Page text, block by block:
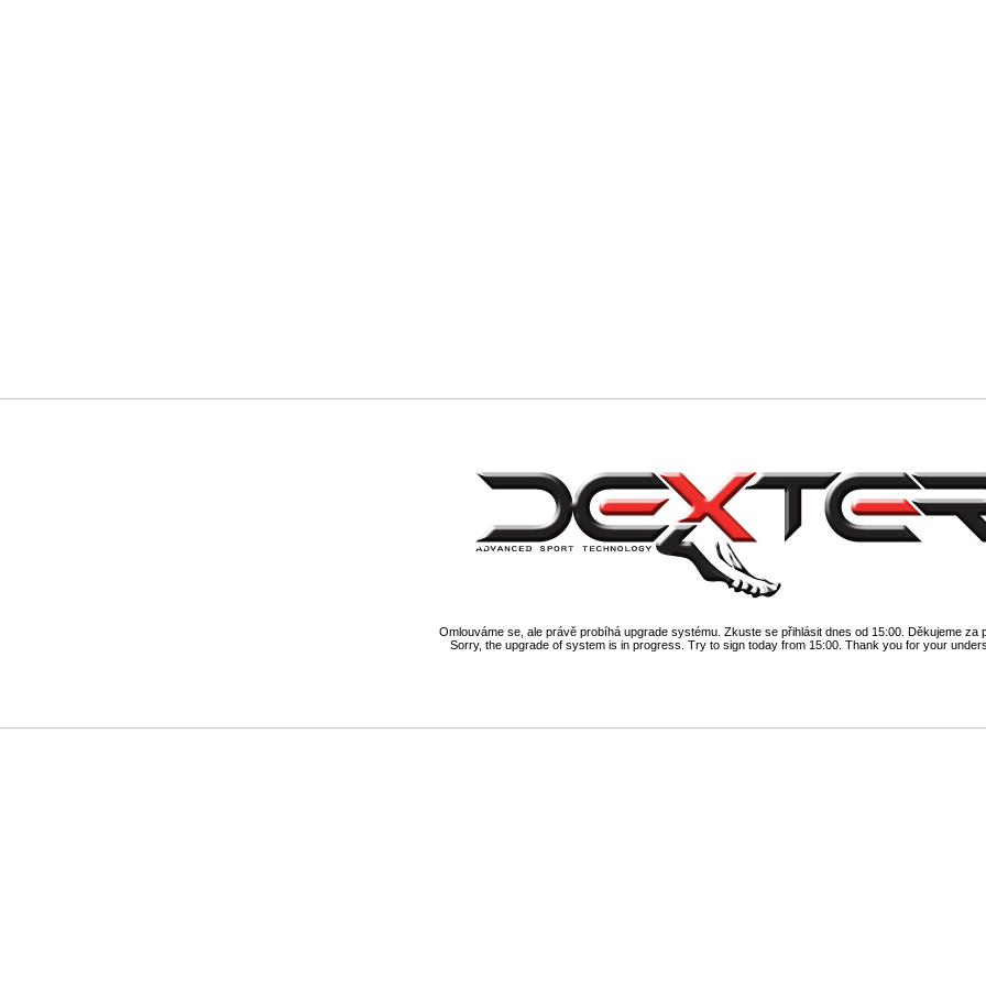
Omlouváme se, ale právě probíhá upgrade systému. Zkuste se přihlásit dnes od 15:00. Děkujeme za
Sorry, the upgrade of system is in progress. Try to sign today from 15:00. Thank you for your